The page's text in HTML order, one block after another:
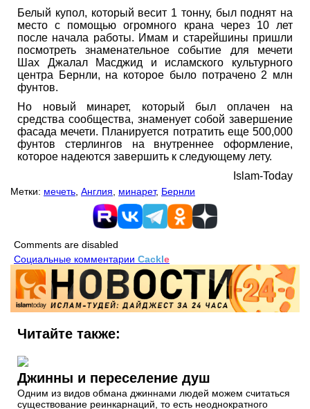
Белый купол, который весит 1 тонну, был поднят на
место с помощью огромного крана через 10 лет
после начала работы. Имам и старейшины пришли
посмотреть знаменательное событие для мечети
Шах Джалал Масджид и исламского культурного
центра Бернли, на которое было потрачено 2 млн
фунтов.
Но новый минарет, который был оплачен на
средства сообщества, знаменует собой завершение
фасада мечети. Планируется потратить еще 500,000
фунтов стерлингов на внутреннее оформление,
которое надеются завершить к следующему лету.
Islam-Today
Метки: мечеть Англия минарет, Бернли
Comments are disabled
Социальные комментарии Cackle
Читайте также:
Джинны и переселение душ
Одним из видов обмана джиннами людей можем считаться
существование реинкарнаций, то есть неоднократного